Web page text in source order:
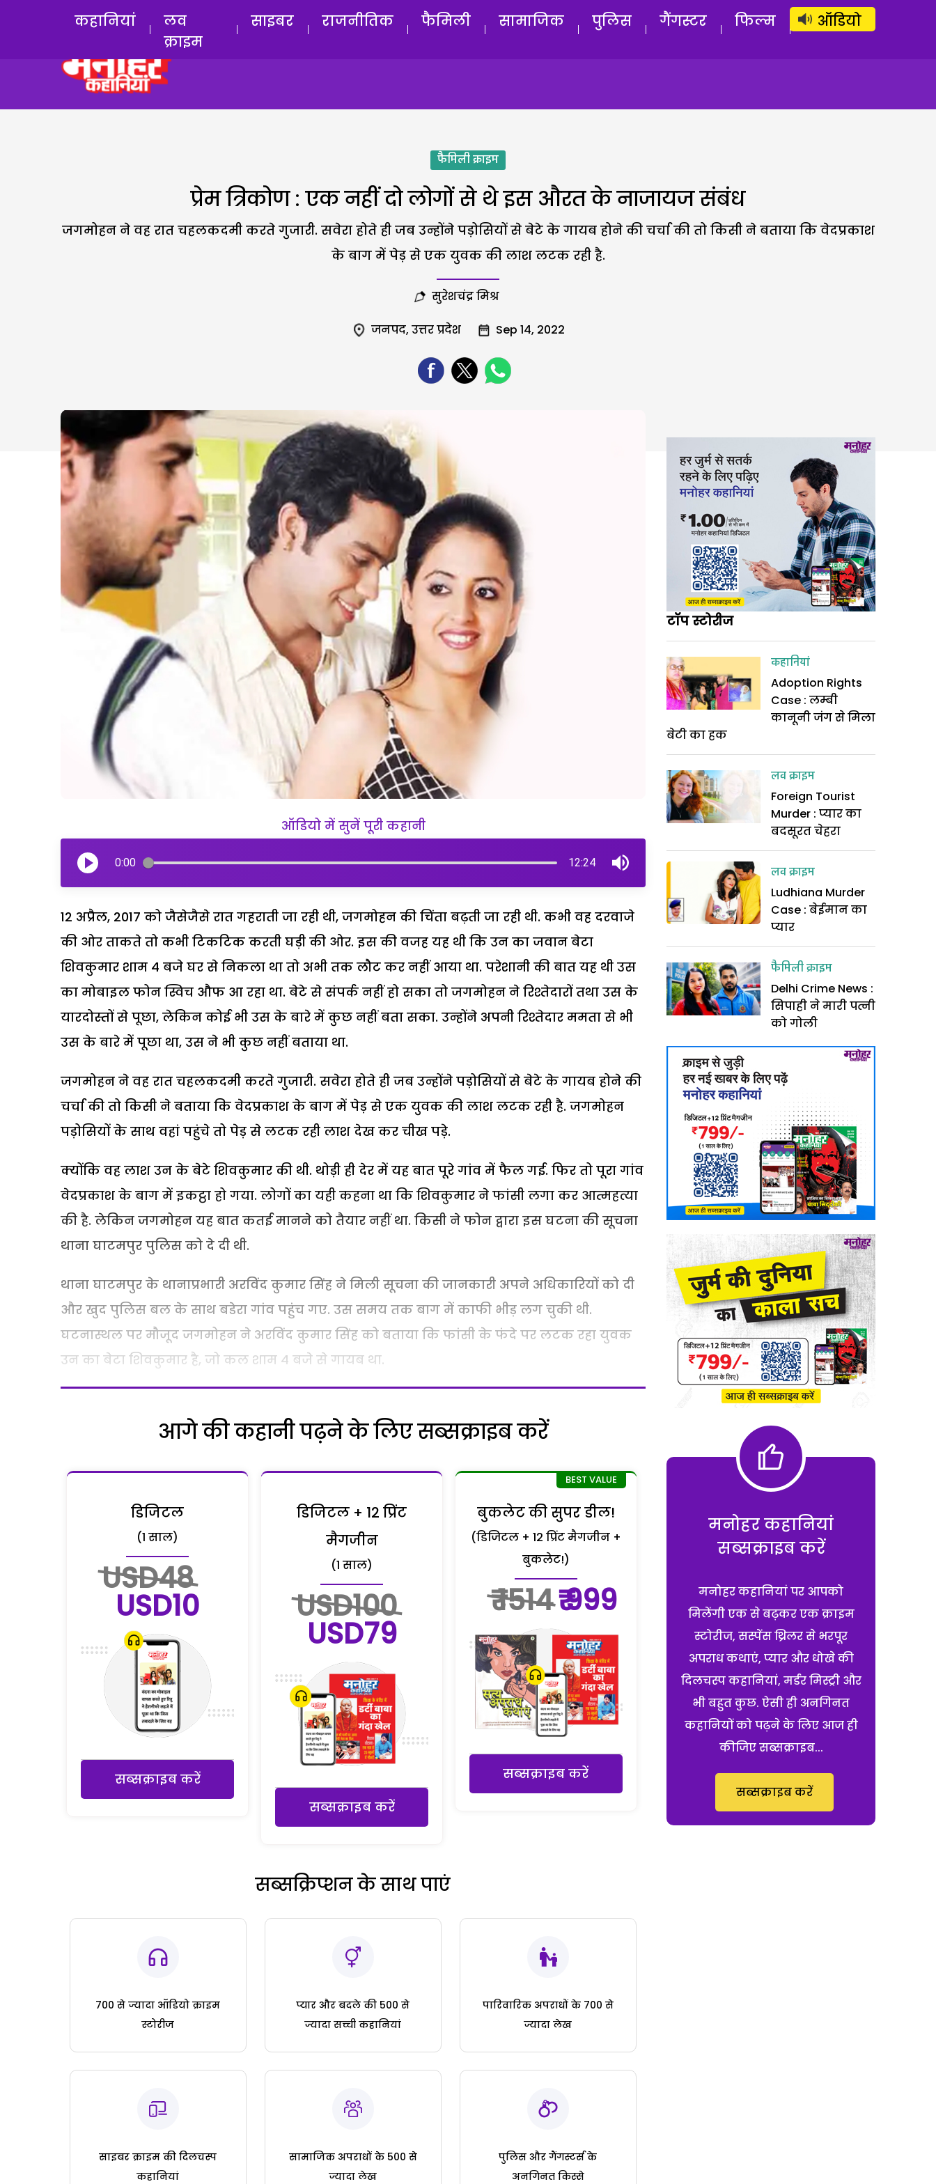
लॉग इन सब्सक्राइब करें
कहानियां
लव
क्राइम
साइबर राजनीतिक फैमिली सामाजिक पुलिस गैंगस्टर फिल्म ऑडियो
फैमिली क्राइम
प्रेम त्रिकोण : एक नहीं दो लोगों से थे इस औरत के नाजायज संबंध
जगमोहन ने वह रात चहलकदमी करते गुजारी. सवेरा होते ही जब उन्होंने पड़ोसियों से बेटे के गायब होने की चर्चा की तो किसी ने बताया कि वेदप्रकाश
के बाग में पेड़ से एक युवक की लाश लटक रही है.
सुरेशचंद्र मिश्र
जनपद, उत्तर प्रदेश Sep 14, 2022
ऑडियो में सुनें पूरी कहानी
0:00 12:24
12 अप्रैल, 2017 को जैसेजैसे रात गहराती जा रही थी, जगमोहन की चिंता बढ़ती जा रही थी. कभी वह दरवाजे
की ओर ताकते तो कभी टिकटिक करती घड़ी की ओर. इस की वजह यह थी कि उन का जवान बेटा
शिवकुमार शाम 4 बजे घर से निकला था तो अभी तक लौट कर नहीं आया था. परेशानी की बात यह थी उस
का मोबाइल फोन स्विच औफ आ रहा था. बेटे से संपर्क नहीं हो सका तो जगमोहन ने रिश्तेदारों तथा उस के
यारदोस्तों से पूछा, लेकिन कोई भी उस के बारे में कुछ नहीं बता सका. उन्होंने अपनी रिश्तेदार ममता से भी
उस के बारे में पूछा था, उस ने भी कुछ नहीं बताया था.
जगमोहन ने वह रात चहलकदमी करते गुजारी. सवेरा होते ही जब उन्होंने पड़ोसियों से बेटे के गायब होने की
चर्चा की तो किसी ने बताया कि वेदप्रकाश के बाग में पेड़ से एक युवक की लाश लटक रही है. जगमोहन
पड़ोसियों के साथ वहां पहुंचे तो पेड़ से लटक रही लाश देख कर चीख पड़े.
क्योंकि वह लाश उन के बेटे शिवकुमार की थी. थोड़ी ही देर में यह बात पूरे गांव में फैल गई. फिर तो पूरा गांव
वेदप्रकाश के बाग में इकट्ठा हो गया. लोगों का यही कहना था कि शिवकुमार ने फांसी लगा कर आत्महत्या
की है. लेकिन जगमोहन यह बात कतई मानने को तैयार नहीं था. किसी ने फोन द्वारा इस घटना की सूचना
थाना घाटमपुर पुलिस को दे दी थी.
थाना घाटमपुर के थानाप्रभारी अरविंद कुमार सिंह ने मिली सूचना की जानकारी अपने अधिकारियों को दी
और खुद पुलिस बल के साथ बडेरा गांव पहुंच गए. उस समय तक बाग में काफी भीड़ लग चुकी थी.
घटनास्थल पर मौजूद जगमोहन ने अरविंद कुमार सिंह को बताया कि फांसी के फंदे पर लटक रहा युवक
उन का बेटा शिवकुमार है, जो कल शाम 4 बजे से गायब था.
आगे की कहानी पढ़ने के लिए सब्सक्राइब करें
डिजिटल
(1 साल)
USD48
USD10
सब्सक्राइब करें
डिजिटल + 12 प्रिंट
मैगजीन
(1 साल)
USD100
USD79
सब्सक्राइब करें
बुकलेट की सुपर डील!
(डिजिटल + 12 प्रिंट मैगजीन +
बुकलेट!)
₹ 1514₹ 999
सब्सक्राइब करें
सब्सक्रिप्शन के साथ पाएं
700 से ज्यादा ऑडियो क्राइम
स्टोरीज
प्यार और बदले की 500 से
ज्यादा सच्ची कहानियां
पारिवारिक अपराधों के 700 से
ज्यादा लेख
साइबर क्राइम की दिलचस्प
कहानियां
सामाजिक अपराधों के 500 से
ज्यादा लेख
पुलिस और गैंगस्टर्स के
अनगिनत किस्से
टॉप स्टोरीज
कहानियां
Adoption Rights
Case : लम्बी
कानूनी जंग से मिला
बेटी का हक
लव क्राइम
Foreign Tourist
Murder : प्यार का
बदसूरत चेहरा
लव क्राइम
Ludhiana Murder
Case : बेईमान का
प्यार
फैमिली क्राइम
Delhi Crime News :
सिपाही ने मारी पत्नी
को गोली
मनोहर कहानियां
सब्सक्राइब करें
मनोहर कहानियां पर आपको
मिलेंगी एक से बढ़कर एक क्राइम
स्टोरीज, सस्पेंस थ्रिलर से भरपूर
अपराध कथाएं, प्यार और धोखे की
दिलचस्प कहानियां, मर्डर मिस्ट्री और
भी बहुत कुछ. ऐसी ही अनगिनत
कहानियों को पढ़ने के लिए आज ही
कीजिए सब्सक्राइब...
सब्सक्राइब करें